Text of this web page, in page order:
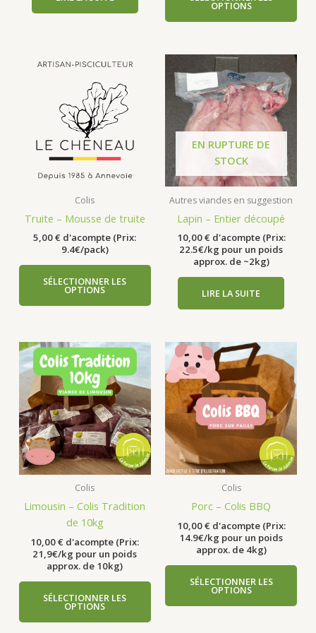
OPTIONS
Colis
Truite – Mousse de truite
5,00€ d'acompte (Prix:
9.4€/pack)
SÉLECTIONNER LES
OPTIONS
EN RUPTURE DE
STOCK
Autres viandes en suggestion
Lapin – Entier découpé
10,00€ d'acompte (Prix:
22.5€/kg pour un poids
approx. de ~2kg)
LIRE LA SUITE
Colis
Limousin – Colis Tradition
de 10kg
10,00€ d'acompte (Prix:
21,9€/kg pour un poids
approx. de 10kg)
SÉLECTIONNER LES
OPTIONS
Colis
Porc – Colis BBQ
10,00€ d'acompte (Prix:
14.9€/kg pour un poids
approx. de 4kg)
SÉLECTIONNER LES
OPTIONS